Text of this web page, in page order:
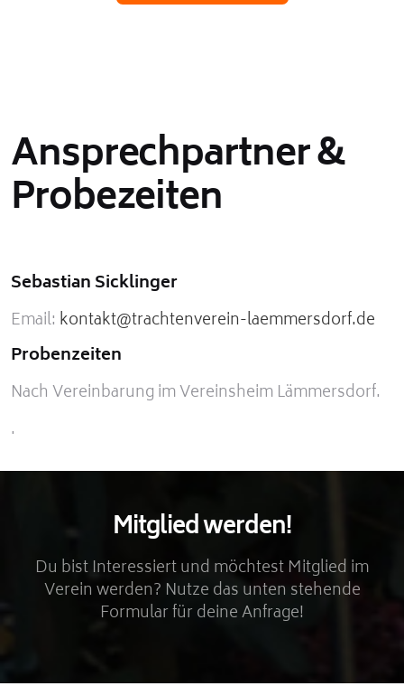
Ansprechpartner &
Probezeiten
Sebastian Sicklinger
Email: kontakt@trachtenverein-laemmersdorf.de
Probenzeiten
Nach Vereinbarung im Vereinsheim Lämmersdorf.
.
Mitglied werden!
Du bist Interessiert und möchtest Mitglied im
Verein werden? Nutze das unten stehende
Formular für deine Anfrage!